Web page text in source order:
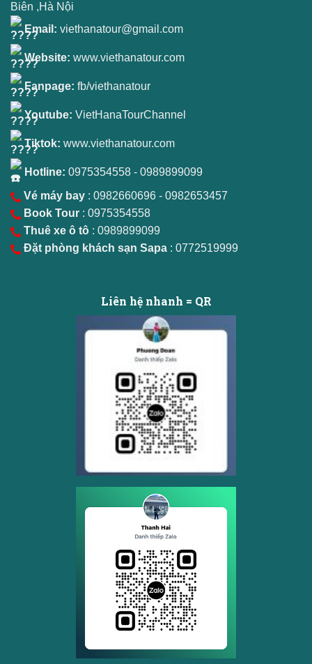
Biên ,Hà Nội
Email: viethanatour@gmail.com
Website: www.viethanatour.com
Fanpage: fb/viethanatour
Youtube: VietHanaTourChannel
Tiktok: www.viethanatour.com
Hotline: 0975354558 - 0989899099
Vé máy bay : 0982660696 - 0982653457
Book Tour : 0975354558
Thuê xe ô tô : 0989899099
Đặt phòng khách sạn Sapa : 0772519999
Liên hệ nhanh = QR